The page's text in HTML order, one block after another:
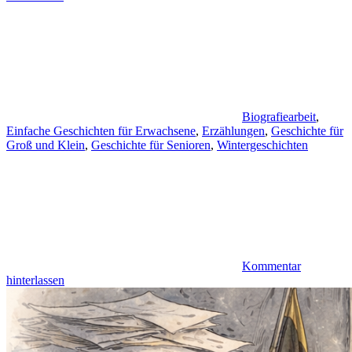
Biografiearbeit,
Einfache Geschichten für Erwachsene, Erzählungen, Geschichte für
Groß und Klein, Geschichte für Senioren, Wintergeschichten
Kommentar
hinterlassen